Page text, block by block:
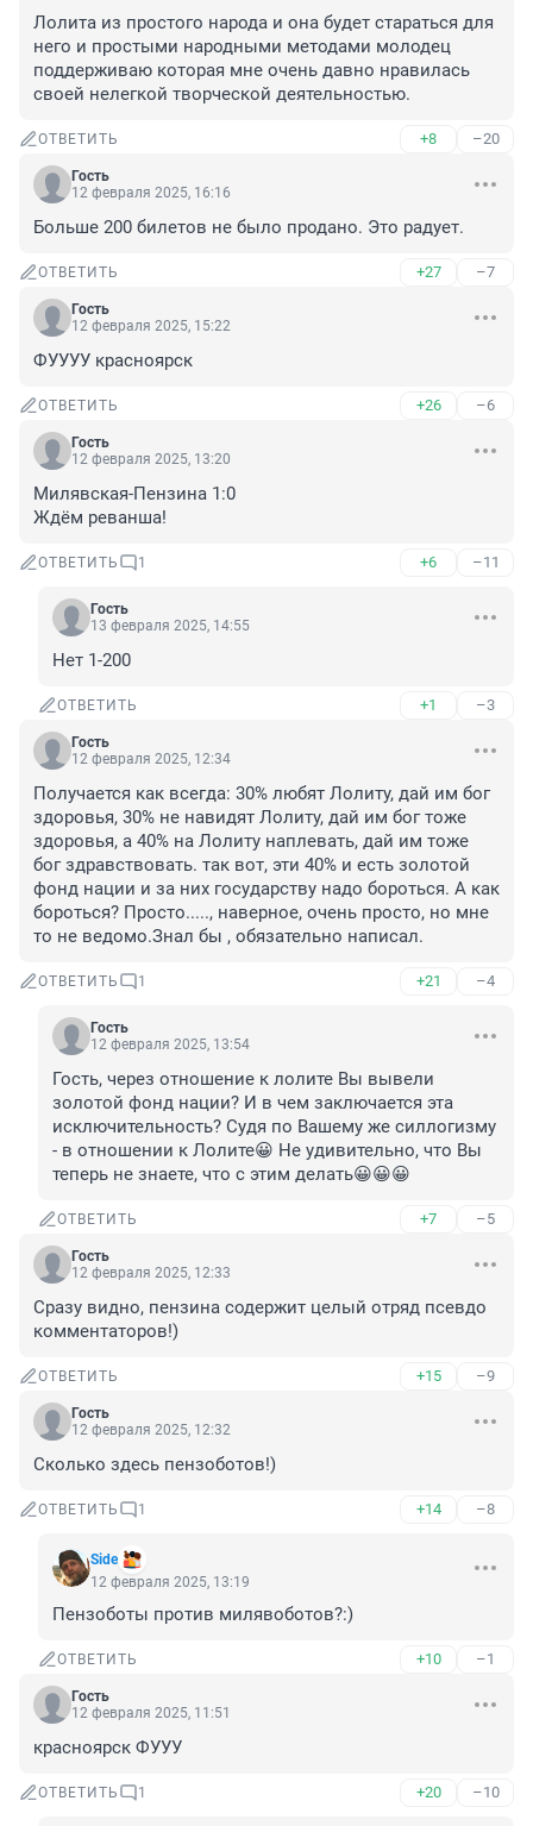
Лолита из простого народа и она будет стараться для
него и простыми народными методами молодец
поддерживаю которая мне очень давно нравилась
своей нелегкой творческой деятельностью.
ОТВЕТИТЬ +8 –20
Гость
12 февраля 2025, 16:16
Больше 200 билетов не было продано. Это радует.
ОТВЕТИТЬ +27 –7
Гость
12 февраля 2025, 15:22
ФУУУУ красноярск
ОТВЕТИТЬ +26 –6
Гость
12 февраля 2025, 13:20
Милявская-Пензина 1:0
Ждём реванша!
ОТВЕТИТЬ 1 +6 –11
Гость
13 февраля 2025, 14:55
Нет 1-200
ОТВЕТИТЬ +1 –3
Гость
12 февраля 2025, 12:34
Получается как всегда: 30% любят Лолиту, дай им бог
здоровья, 30% не навидят Лолиту, дай им бог тоже
здоровья, а 40% на Лолиту наплевать, дай им тоже
бог здравствовать. так вот, эти 40% и есть золотой
фонд нации и за них государству надо бороться. А как
бороться? Просто....., наверное, очень просто, но мне
то не ведомо.Знал бы , обязательно написал.
ОТВЕТИТЬ 1 +21 –4
Гость
12 февраля 2025, 13:54
Гость, через отношение к лолите Вы вывели
золотой фонд нации? И в чем заключается эта
исключительность? Судя по Вашему же силлогизму
- в отношении к Лолите😀 Не удивительно, что Вы
теперь не знаете, что с этим делать😀😀😀
ОТВЕТИТЬ +7 –5
Гость
12 февраля 2025, 12:33
Сразу видно, пензина содержит целый отряд псевдо
комментаторов!)
ОТВЕТИТЬ +15 –9
Гость
12 февраля 2025, 12:32
Сколько здесь пензоботов!)
ОТВЕТИТЬ 1 +14 –8
Side
12 февраля 2025, 13:19
Пензоботы против милявоботов?:)
ОТВЕТИТЬ +10 –1
Гость
12 февраля 2025, 11:51
красноярск ФУУУ
ОТВЕТИТЬ 1 +20 –10